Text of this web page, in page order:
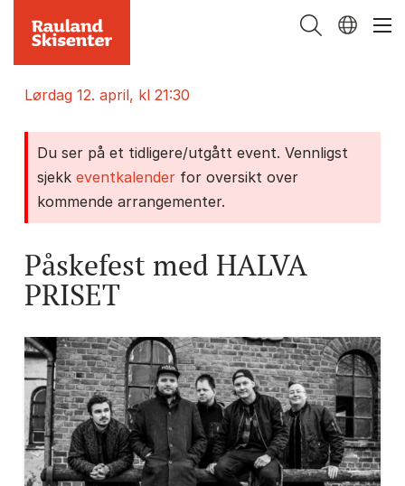
lørdag 12. april, kl 21:30
Du ser på et tidligere/utgått event. Vennligst
sjekk eventkalenderfor oversikt over
kommende arrangementer.
Påskefest med HALVA
PRISET